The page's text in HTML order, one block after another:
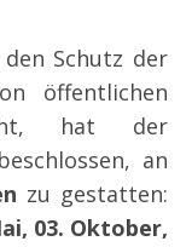
Schutz der
öffentlichen
hat der
an
zu gestatten:
03. Oktober,